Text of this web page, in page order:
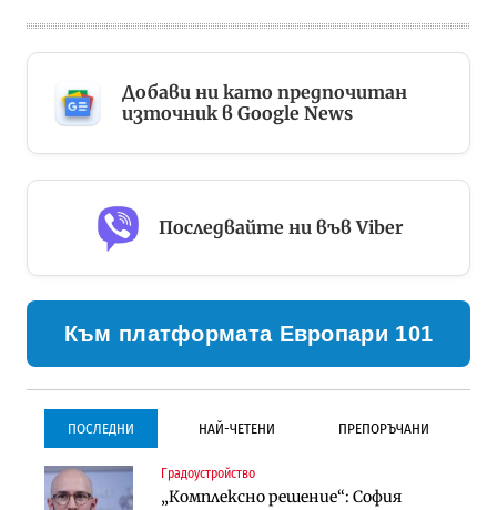
Добави ни като предпочитан
източник в Google News
Последвайте ни във Viber
Към платформата Европари 101
ПОСЛЕДНИ НАЙ-ЧЕТЕНИ ПРЕПОРЪЧАНИ
Градоустройство
„Комплексно решение“: София
Градоустройство
Столична община избра
Инфраструктура
Проектирането на тунела под